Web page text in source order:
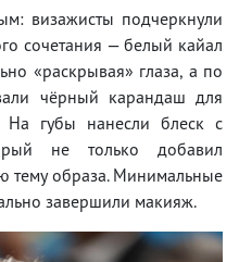
визажисты подчеркнули
сочетания — белый кайал
«раскрывая» глаза, а по
чёрный карандаш для
На губы нанесли блеск с
не только добавил
тему образа. Минимальные
завершили макияж.